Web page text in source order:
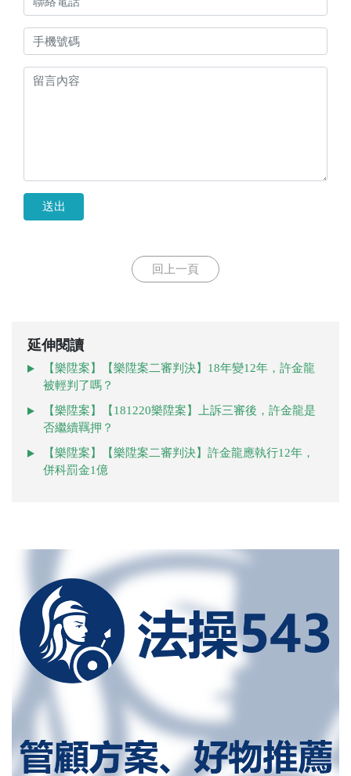
送出
回上一頁
延伸閱讀
【樂陞案】【樂陞案二審判決】18年變12年，許金龍
被輕判了嗎？
【樂陞案】【181220樂陞案】上訴三審後，許金龍是
否繼續羈押？
【樂陞案】【樂陞案二審判決】許金龍應執行12年，
併科罰金1億